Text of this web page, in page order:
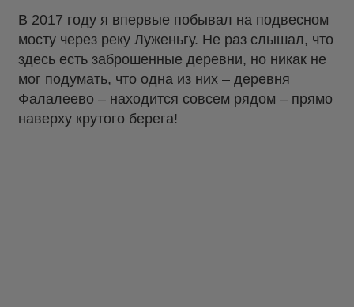
В 2017 году я впервые побывал на подвесном
мосту через реку Луженьгу. Не раз слышал, что
здесь есть заброшенные деревни, но никак не
мог подумать, что одна из них – деревня
Фалалеево – находится совсем рядом – прямо
наверху крутого берега!